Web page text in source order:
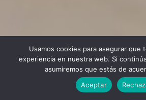
Boda en el Torre
Usamos cookies para asegurar que
experiencia en nuestra web. Si
asumiremos que estás de
Aceptar